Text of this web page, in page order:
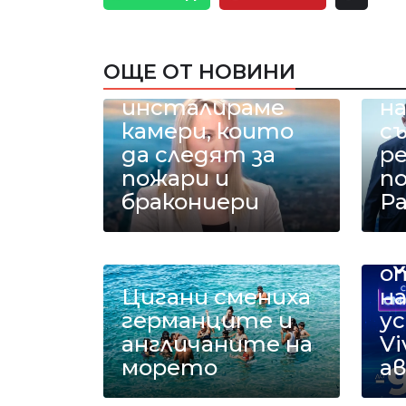
ОЩЕ ОТ НОВИНИ
Карамфилова: В
Рила
инсталираме
камери, които
да следят за
пожари и
бракониери
Цигани смениха
германците и
англичаните на
морето